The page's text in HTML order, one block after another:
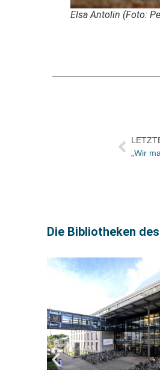
Elsa Antolin (Foto:
„Wir
Die Bibliotheken